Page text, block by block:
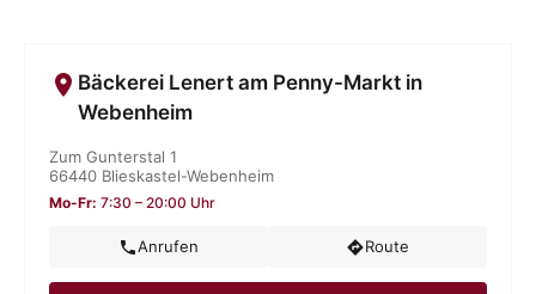
Bäckerei Lenert am Penny-Markt in
Webenheim
Zum Gunterstal 1
66440 Blieskastel-Webenheim
Mo-Fr: 7:30 – 20:00 Uhr
Anrufen Route